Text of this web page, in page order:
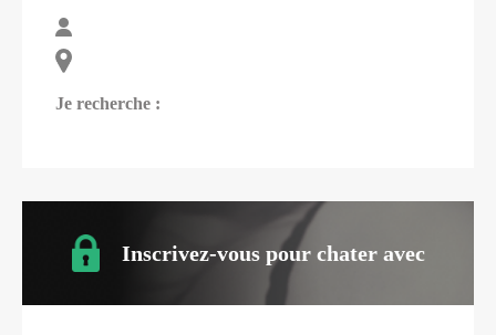
Je recherche :
Inscrivez-vous pour chater avec